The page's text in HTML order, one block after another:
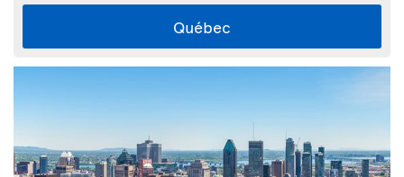
Québec